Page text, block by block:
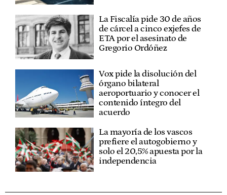
La Fiscalía pide 30 de años
de cárcel a cinco exjefes de
ETA por el asesinato de
Gregorio Ordóñez
Vox pide la disolución del
órgano bilateral
aeroportuario y conocer el
contenido íntegro del
acuerdo
La mayoría de los vascos
prefiere el autogobierno y
solo el 20,5% apuesta por la
independencia